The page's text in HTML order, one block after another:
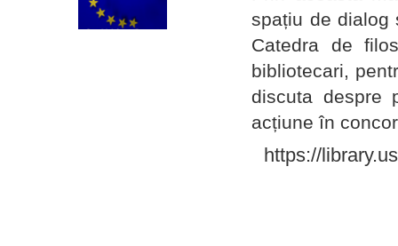
spațiu de dialog
Catedra de
bibliotecari,
discuta despre
acțiune în
https://